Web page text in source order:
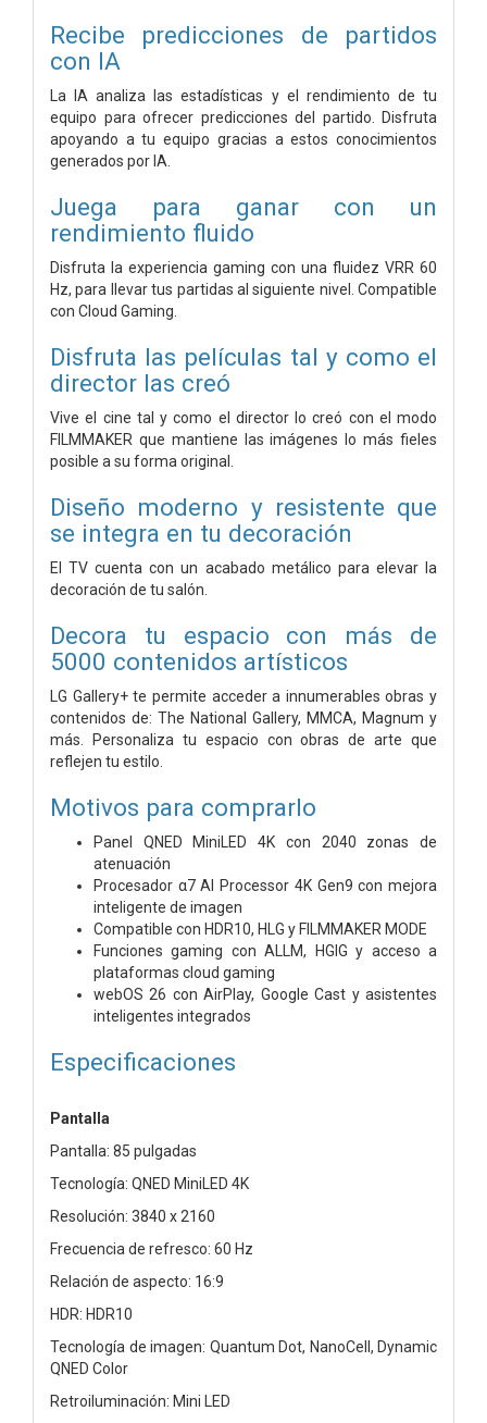
Recibe predicciones de partidos
con IA
La IA analiza las estadísticas y el rendimiento de tu
equipo para ofrecer predicciones del partido. Disfruta
apoyando a tu equipo gracias a estos conocimientos
generados por IA.
Juega para ganar con un
rendimiento fluido
Disfruta la experiencia gaming con una fluidez VRR 60
Hz, para llevar tus partidas al siguiente nivel. Compatible
con Cloud Gaming.
Disfruta las películas tal y como el
director las creó
Vive el cine tal y como el director lo creó con el modo
FILMMAKER que mantiene las imágenes lo más fieles
posible a su forma original.
Diseño moderno y resistente que
se integra en tu decoración
El TV cuenta con un acabado metálico para elevar la
decoración de tu salón.
Decora tu espacio con más de
5000 contenidos artísticos
LG Gallery+ te permite acceder a innumerables obras y
contenidos de: The National Gallery, MMCA, Magnum y
más. Personaliza tu espacio con obras de arte que
reflejen tu estilo.
Motivos para comprarlo
Panel QNED MiniLED 4K con 2040 zonas de
atenuación
Procesador α7 AI Processor 4K Gen9 con mejora
inteligente de imagen
Compatible con HDR10, HLG y FILMMAKER MODE
Funciones gaming con ALLM, HGIG y acceso a
plataformas cloud gaming
webOS 26 con AirPlay, Google Cast y asistentes
inteligentes integrados
Especificaciones
Pantalla
Pantalla: 85 pulgadas
Tecnología: QNED MiniLED 4K
Resolución: 3840 x 2160
Frecuencia de refresco: 60 Hz
Relación de aspecto: 16:9
HDR: HDR10
Tecnología de imagen: Quantum Dot, NanoCell, Dynamic
QNED Color
Retroiluminación: Mini LED